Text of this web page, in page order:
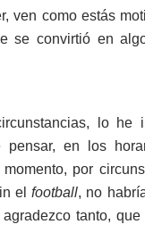
ven como estás
se convirtió en
lo he
en los
por
elfootball, no
tanto, que